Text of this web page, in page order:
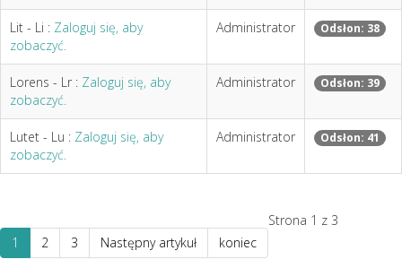
Lit - Li : Zaloguj się, aby
zobaczyć.
Administrator Odsłon: 38
Lorens - Lr : Zaloguj się, aby
zobaczyć.
Administrator Odsłon: 39
Lutet - Lu : Zaloguj się, aby
zobaczyć.
Administrator Odsłon: 41
Strona 1 z 3
1
2 3 Następny artykuł koniec